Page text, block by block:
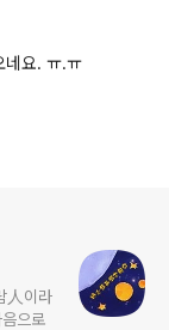
네요. ㅠ.ㅠ
人이라
으로